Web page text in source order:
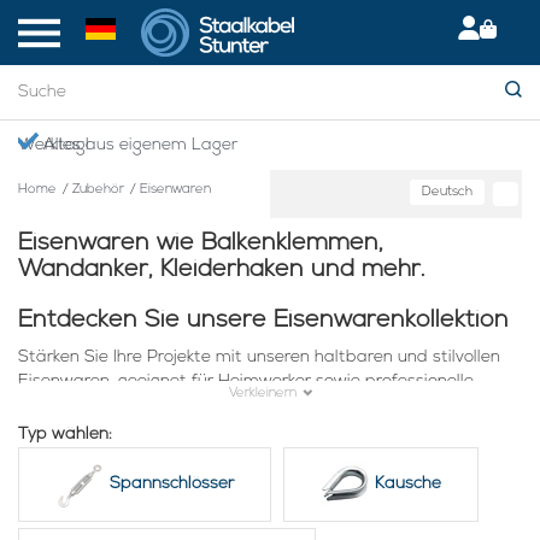
Giropay: Sicher & bequem bezahlen
Home / Zubehör / Eisenwaren Deutsch
Eisenwaren wie Balkenklemmen,
Wandanker, Kleiderhaken und mehr.
Entdecken Sie unsere Eisenwarenkollektion
Stärken Sie Ihre Projekte mit unseren haltbaren und stilvollen
Eisenwaren, geeignet für Heimwerker sowie professionelle
Essentielle Befestigungsmaterialien
Balkenklemmen- Perfekt für konstruktive Unterstützung
Wandanker
Spannschlösser- Für präzise Anpassungen und
Verkleinern
Typ wählen:
Spannschlösser Kausche